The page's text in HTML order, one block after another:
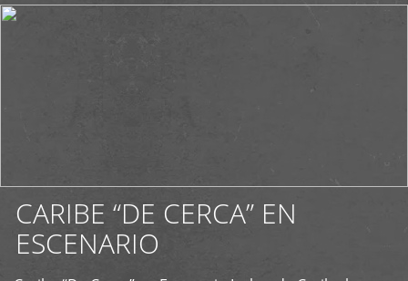
CARIBE “DE CERCA” EN
ESCENARIO